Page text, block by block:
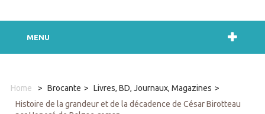
MENU
Home > Brocante > Livres, BD, Journaux, Magazines >
Histoire de la grandeur et de la décadence de César Birotteau